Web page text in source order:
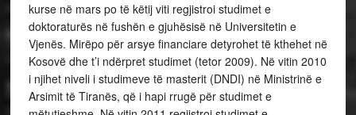
kurse në mars po të këtij viti regjistroi studimet e
doktoraturës në fushën e gjuhësisë në Universitetin e
Vjenës. Mirëpo për arsye financiare detyrohet të kthehet në
Kosovë dhe t’i ndërpret studimet (tetor 2009). Në vitin 2010
i njihet niveli i studimeve të masterit (DNDI) në Ministrinë e
Arsimit të Tiranës, që i hapi rrugë për studimet e